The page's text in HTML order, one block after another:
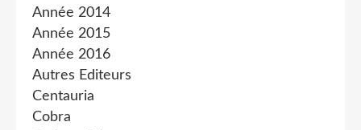
Année 2014
Année 2015
Année 2016
Autres Editeurs
Centauria
Cobra